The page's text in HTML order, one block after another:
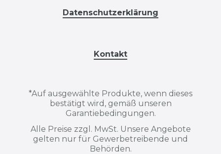
Datenschutzerklärung
Kontakt
*Auf ausgewählte Produkte, wenn dieses
bestätigt wird, gemäß unseren
Garantiebedingungen.
Alle Preise zzgl. MwSt. Unsere Angebote
gelten nur für Gewerbetreibende und
Behörden.